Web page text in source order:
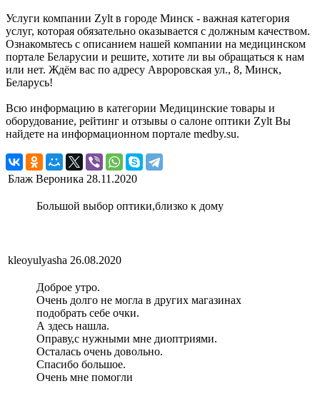
Услуги компании Zylt в городе Минск - важная категория
услуг, которая обязательно оказывается с должным качеством.
Ознакомьтесь с описанием нашей компании на медицинском
портале Беларусии и решите, хотите ли вы обращаться к нам
или нет. Ждём вас по адресу Авроровская ул., 8, Минск,
Беларусь!
Всю информацию в категории Медицинские товары и
оборудование, рейтинг и отзывы о салоне оптики Zylt Вы
найдете на информационном портале medby.su.
Блаж Вероника 28.11.2020
Большой выбор оптики,близко к дому
kleoyulyasha 26.08.2020
Доброе утро.
Очень долго не могла в других магазинах
подобрать себе очки.
А здесь нашла.
Оправу,с нужными мне диоптриями.
Осталась очень довольно.
Спасибо большое.
Очень мне помогли